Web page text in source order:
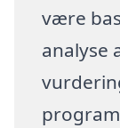
være
analyse